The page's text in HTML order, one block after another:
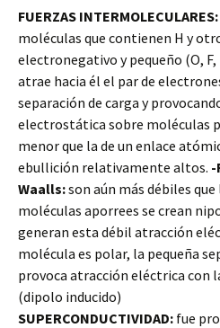
FUERZAS
moléculas que contienen H y
electronegativo y pequeño (O,
atrae hacia él el par de
separación de carga y
electrostática sobre moléculas
menor que la de un enlace
ebullición relativamente altos. -
Waalls:son aún más débiles que
moléculas aporrees se crean
generan esta débil atracción
molécula es polar, la pequeña
provoca atracción eléctrica con
(dipolo inducido)
SUPERCONDUCTIVIDAD: fue